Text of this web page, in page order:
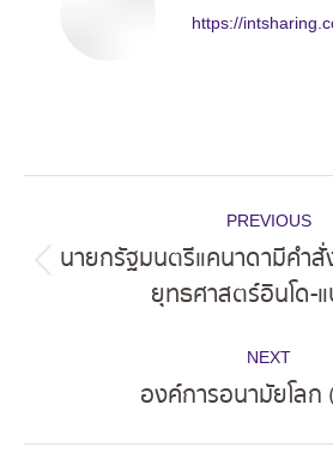
https://
navigation
PREVIOUS
post:
นายกรัฐมนตรีแคนาดามีคำสั่
ยุทธศาสตร์อินโด-
NEXT
Next
องค์การอนามัยโลก